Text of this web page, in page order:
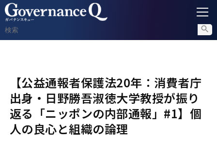
内部通報
コンプライアンス調査
不正対策
【公益通報者保護法20年：消費者庁
出身・日野勝吾淑徳大学教授が振り
返る「ニッポンの内部通報」#1】個
人の良心と組織の論理